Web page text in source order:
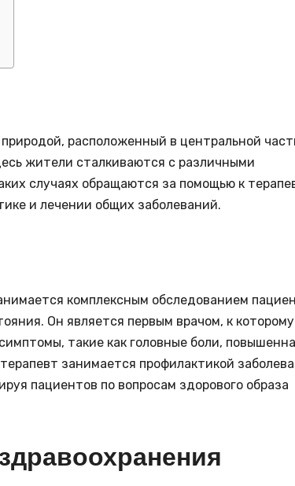
расположенный в центральной
жители сталкиваются с различными
случаях обращаются за помощью к
и лечении общих заболеваний.
комплексным обследованием
Он является первым врачом, к которому
такие как головные боли,
занимается профилактикой
пациентов по вопросам здорового образа